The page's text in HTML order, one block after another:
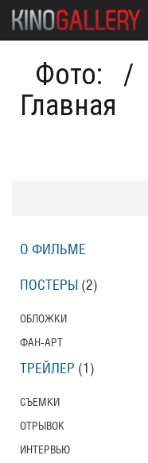
Фото:
Главная
/
О ФИЛЬМЕ
ПОСТЕРЫ (2)
ОБЛОЖКИ
ФАН-АРТ
ТРЕЙЛЕР (1)
СЪЕМКИ
ОТРЫВОК
ИНТЕРВЬЮ